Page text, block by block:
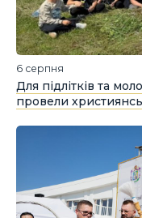
6 серпня
Для підлітків та
провели